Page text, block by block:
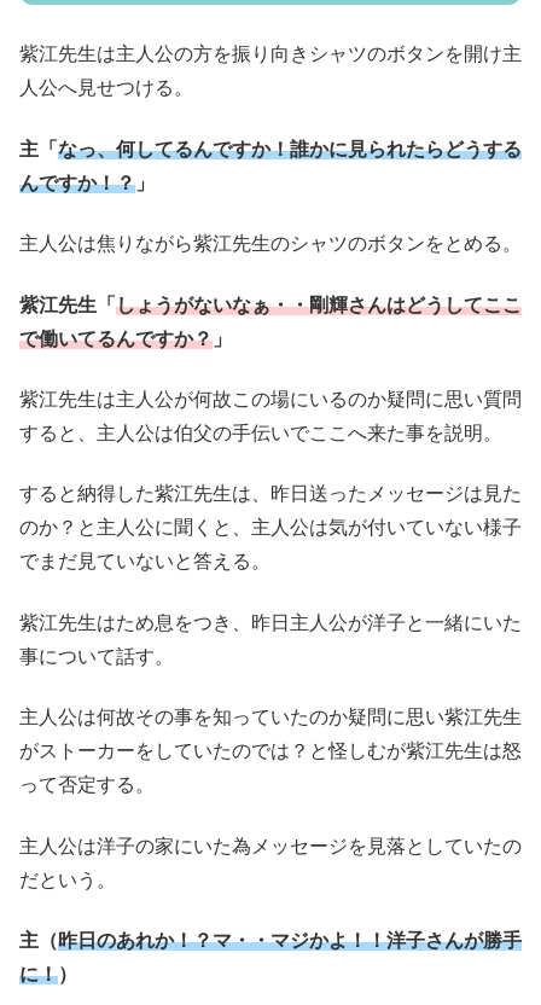
紫江先生は主人公の方を振り向きシャツのボタンを開け主
人公へ見せつける。
主「 なっ、何してるんですか！誰かに見られたらどうする
んですか！？ 」
主人公は焦りながら紫江先生のシャツのボタンをとめる。
紫江先生「 しょうがないなぁ・・剛輝さんはどうしてここ
で働いてるんですか？ 」
紫江先生は主人公が何故この場にいるのか疑問に思い質問
すると、主人公は伯父の手伝いでここへ来た事を説明。
すると納得した紫江先生は、昨日送ったメッセージは見た
のか？と主人公に聞くと、主人公は気が付いていない様子
でまだ見ていないと答える。
紫江先生はため息をつき、昨日主人公が洋子と一緒にいた
事について話す。
主人公は何故その事を知っていたのか疑問に思い紫江先生
がストーカーをしていたのでは？と怪しむが紫江先生は怒
って否定する。
主人公は洋子の家にいた為メッセージを見落としていたの
だという。
主（昨日のあれか！？マ・・マジかよ！！洋子さんが勝手
に！）